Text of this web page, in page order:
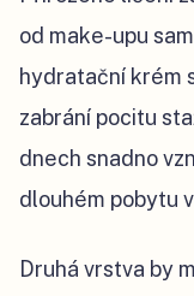
od make-upu
hydratační krém
zabrání pocitu
dnech snadno
dlouhém pobytu
Druhá vrstva by